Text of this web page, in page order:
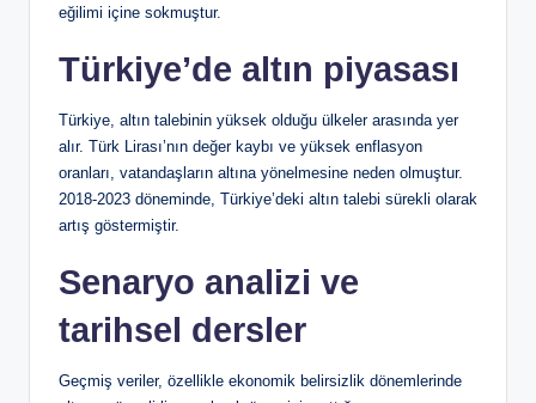
eğilimi içine sokmuştur.
Türkiye’de altın piyasası
Türkiye, altın talebinin yüksek olduğu ülkeler arasında yer
alır. Türk Lirası’nın değer kaybı ve yüksek enflasyon
oranları, vatandaşların altına yönelmesine neden olmuştur.
2018-2023 döneminde, Türkiye’deki altın talebi sürekli olarak
artış göstermiştir.
Senaryo analizi ve
tarihsel dersler
Geçmiş veriler, özellikle ekonomik belirsizlik dönemlerinde